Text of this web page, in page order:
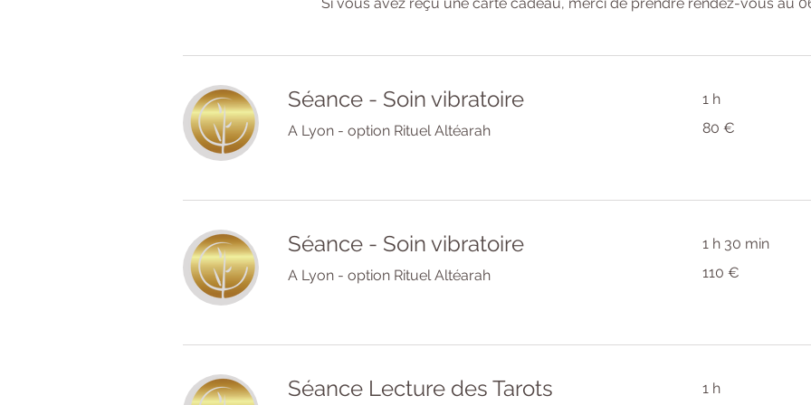
Séance - Soin vibratoire
A Lyon - option Rituel Altéarah
1 h
euros
80 €
Séance - Soin vibratoire
A Lyon - option Rituel Altéarah
1 h 30 min
euros
110 €
Séance Lecture des Tarots 1 h